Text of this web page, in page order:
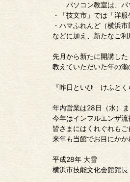
パソコン教室は、パ
・「技文市」では「洋
・ハマふれんど（横浜
などに加え、新たなご利
先月から新たに開講し
教えていただいた年の
『昨日といひ けふと
年内営業は28日（水）ま
今年はインフルエンザ流
皆さまにはくれぐれもご
来年も当館でお目にかか
平成28年 大雪
横浜市技能文化会館館